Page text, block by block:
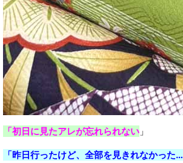
「初日に見たアレが忘れられない 」
「昨日行ったけど、全部を見きれなかった…